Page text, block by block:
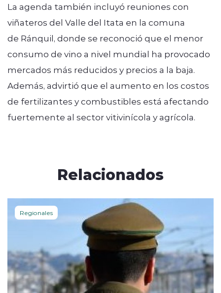
La agenda también incluyó reuniones con
viñateros del Valle del Itata en la comuna
de Ránquil, donde se reconoció que el menor
consumo de vino a nivel mundial ha provocado
mercados más reducidos y precios a la baja.
Además, advirtió que el aumento en los costos
de fertilizantes y combustibles está afectando
fuertemente al sector vitivinícola y agrícola.
Relacionados
Regionales